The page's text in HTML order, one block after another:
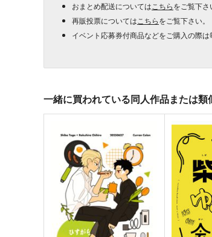
おまとめ配送については こちらをご覧下さ
再販投票については こちらをご覧下さい。
イベント応募券付商品などをご購入の際
一緒に買われている同人作品または類